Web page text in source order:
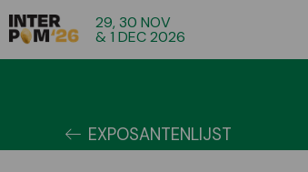
29, 30 NOV
& 1 DEC 2026
EXPOSANTENLIJST